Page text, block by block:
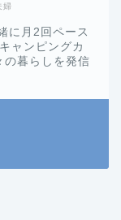
婦
に月2回ペース
ャンピングカ
の暮らしを発信